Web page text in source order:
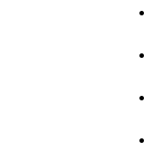
•
•
•
•